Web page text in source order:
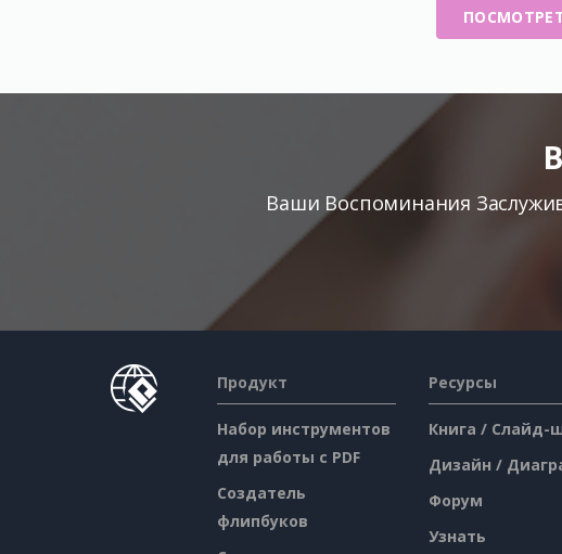
Ваши Воспоминания
Продукт
Набор инструментов
для работы с PDF
Создатель
флипбуков
Ресурсы
Книга / Слайд-
Дизайн /
Форум
Узнать